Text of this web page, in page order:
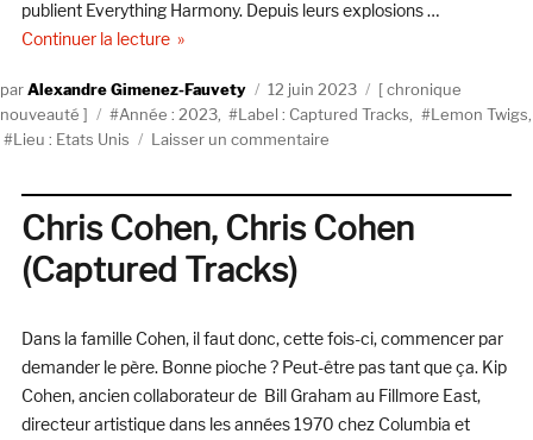
publient Everything Harmony. Depuis leurs explosions …
Continuer la lecturede « The Lemon Twigs, Everything Harmony
AuteurAlexandre Gimenez-Fauvety
Publié
le
12 juin 2023 Catégories
chronique
nouveauté
Étiquettes
Année : 2023 Label : Captured Tracks Lemon Twigs
Lieu : Etats Unis
Laisser un commentaire
Twigs,
Everything
Chris Cohen, Chris Cohen
(Captured Tracks)
Dans la famille Cohen, il faut donc, cette fois-ci, commencer par
demander le père. Bonne pioche ? Peut-être pas tant que ça. Kip
Cohen, ancien collaborateur de Bill Graham au Fillmore East,
directeur artistique dans les années 1970 chez Columbia et